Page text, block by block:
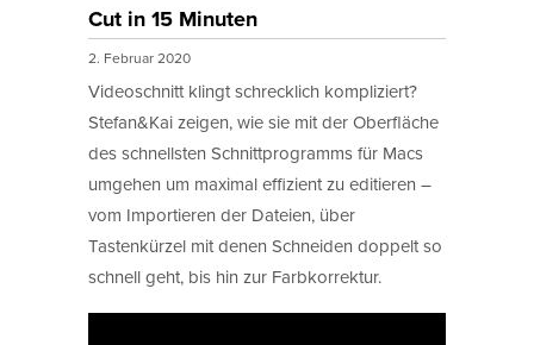
Cut in 15 Minuten
2. Februar 2020
Videoschnitt klingt schrecklich kompliziert?
Stefan&Kai zeigen, wie sie mit der Oberfläche
des schnellsten Schnittprogramms für Macs
umgehen um maximal effizient zu editieren –
vom Importieren der Dateien, über
Tastenkürzel mit denen Schneiden doppelt so
schnell geht, bis hin zur Farbkorrektur.